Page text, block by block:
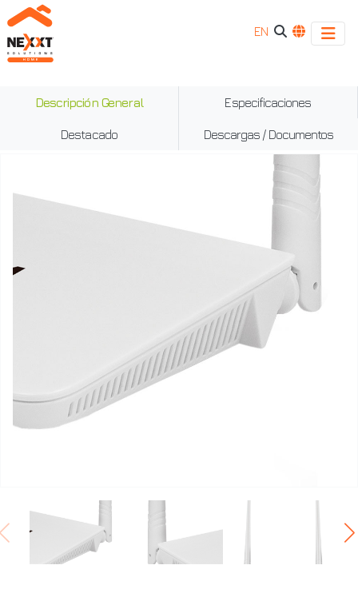
EN
Descripción General Especificaciones
Destacado Descargas / Documentos